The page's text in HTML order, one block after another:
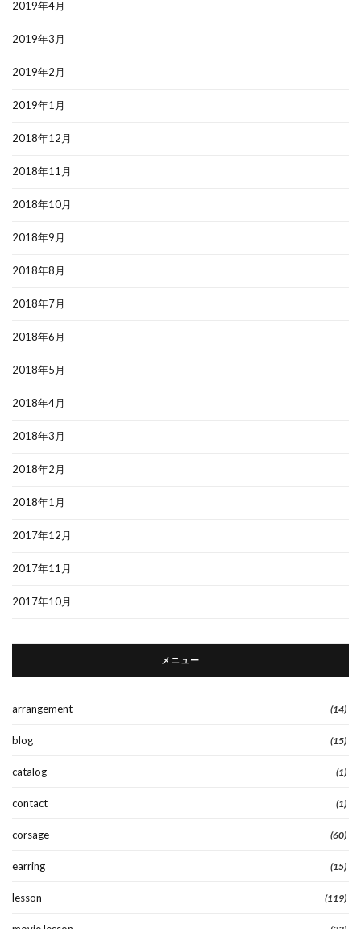
2019年4月
2019年3月
2019年2月
2019年1月
2018年12月
2018年11月
2018年10月
2018年9月
2018年8月
2018年7月
2018年6月
2018年5月
2018年4月
2018年3月
2018年2月
2018年1月
2017年12月
2017年11月
2017年10月
メニュー
arrangement (14)
blog (15)
catalog (1)
contact (1)
corsage (60)
earring (15)
lesson (119)